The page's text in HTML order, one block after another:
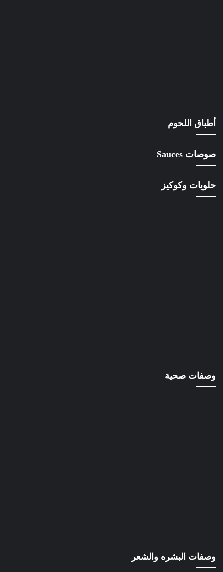
أطباق اللحوم
صوصات Sauces
حلويات وكوكيز
وصفات صحية
وصفات البشره والشعر